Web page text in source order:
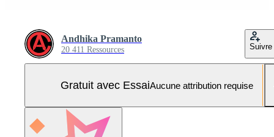
Andhika Pramanto
20 411 Ressources Suivre
Gratuit avec EssaiAucune attribution requise